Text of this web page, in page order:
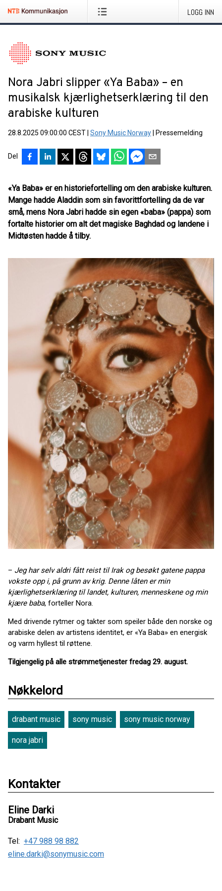
LOGG INN
Nora Jabri slipper «Ya Baba» – en
musikalsk kjærlighetserklæring til den
arabiske kulturen
28.8.2025 09:00:00 CEST Sony Music Norway Pressemelding
Del
«Ya Baba» er en historiefortelling om den arabiske kulturen.
Mange hadde Aladdin som sin favorittfortelling da de var
små, mens Nora Jabri hadde sin egen «baba» (pappa) som
fortalte historier om alt det magiske Baghdad og landene i
Midtøsten hadde å tilby.
– Jeg har selv aldri fått reist til Irak og besøkt gatene pappa
vokste opp i, på grunn av krig. Denne låten er min
kjærlighetserklæring til landet, kulturen, menneskene og min
kjære baba, forteller Nora.
Med drivende rytmer og takter som speiler både den norske og
arabiske delen av artistens identitet, er «Ya Baba» en energisk
og varm hyllest til røttene.
Tilgjengelig på alle strømmetjenester fredag 29. august.
Nøkkelord
drabant music sony music sony music norway
nora jabri
Kontakter
Eline Darki
Drabant Music
Tel: +47 988 98 882
eline.darki@sonymusic.com